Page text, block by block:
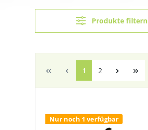
Produkte filtern
1 2
Nur noch 1 verfügbar